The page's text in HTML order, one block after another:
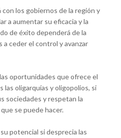
con los gobiernos de la región y
a aumentar su eficacia y la
de éxito dependerá de la
ceder el control y avanzar
oportunidades que ofrece el
las oligarquías y oligopolios, si
sociedades y respetan la
se puede hacer.
potencial si desprecia las